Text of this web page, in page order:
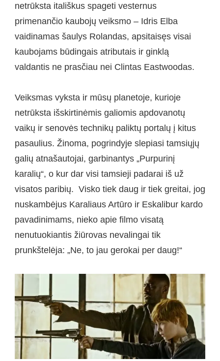
netrūksta itališkus spageti vesternus
primenančio kaubojų veiksmo – Idris Elba
vaidinamas šaulys Rolandas, apsitaisęs visai
kaubojams būdingais atributais ir ginklą
valdantis ne prasčiau nei Clintas Eastwoodas.
Veiksmas vyksta ir mūsų planetoje, kurioje
netrūksta išskirtinėmis galiomis apdovanotų
vaikų ir senovės technikų paliktų portalų į kitus
pasaulius. Žinoma, pogrindyje slepiasi tamsiųjų
galių atnašautojai, garbinantys „Purpurinį
karalių“, o kur dar visi tamsieji padarai iš už
visatos paribių. Visko tiek daug ir tiek greitai, jog
nuskambėjus Karaliaus Artūro ir Eskalibur kardo
pavadinimams, nieko apie filmo visatą
nenutuokiantis žiūrovas nevalingai tik
prunkštelėja: „Ne, to jau gerokai per daug!“